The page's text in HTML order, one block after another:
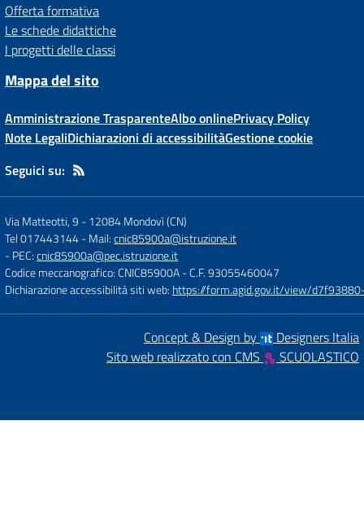
Offerta formativa
Le schede didattiche
I progetti delle classi
Mappa del sito
Amministrazione TrasparenteAlbo onlinePrivacy Policy
Note LegaliDichiarazioni di accessibilitàGestione cookie
Seguici su:
Via Matteotti, 9 -12084 Mondovì (CN)
Tel 017443144- Mail:cnic85900a@istruzione.it
- PEC:cnic85900a@pec.istruzione.it
Codice meccanografico: CNIC85900A- C.F. 93055460047
Dichiarazione accessibilità siti web: https://form.agid.gov.it/view/
Concept & Design by
Designers Italia
Sito web realizzato con CMS
SCUOLASTICO